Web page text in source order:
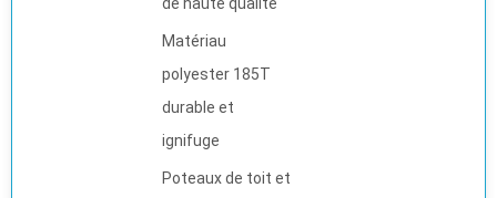
de haute qualité
Matériau
polyester 185T
durable et
ignifuge
Poteaux de toit et